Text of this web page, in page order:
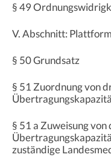
§ 49
V. Abschnitt:
§ 50 Grundsatz
§ 51 Zuordnung von
§ 51 a Zuweisung
zuständige